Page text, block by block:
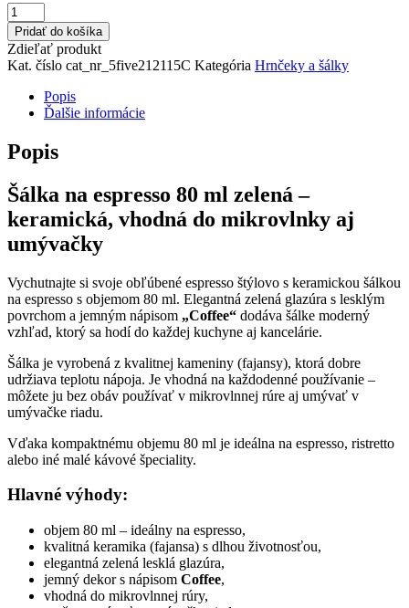
množstvo
Šálka
na
espresso
80ml
zelená
Pridať do košíka
Zdieľať produkt
Kat. číslo cat_nr_5five212115C Kategória Hrnčeky a šálky
Popis
Ďalšie informácie
Popis
Šálka na espresso 80 ml zelená –
keramická, vhodná do mikrovlnky aj
umývačky
Vychutnajte si svoje obľúbené espresso štýlovo s keramickou šálkou
na espresso s objemom 80 ml. Elegantná zelená glazúra s lesklým
povrchom a jemným nápisom „Coffee“ dodáva šálke moderný
vzhľad, ktorý sa hodí do každej kuchyne aj kancelárie.
Šálka je vyrobená z kvalitnej kameniny (fajansy), ktorá dobre
udržiava teplotu nápoja. Je vhodná na každodenné používanie –
môžete ju bez obáv používať v mikrovlnnej rúre aj umývať v
umývačke riadu.
Vďaka kompaktnému objemu 80 ml je ideálna na espresso, ristretto
alebo iné malé kávové špeciality.
Hlavné výhody:
objem 80 ml – ideálny na espresso,
kvalitná keramika (fajansa) s dlhou životnosťou,
elegantná zelená lesklá glazúra,
jemný dekor s nápisom Coffee,
vhodná do mikrovlnnej rúry,